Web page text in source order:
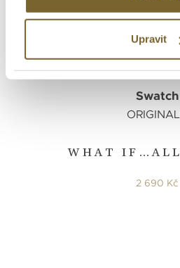
Upravit
WHAT
Swatch
2 690 Kč